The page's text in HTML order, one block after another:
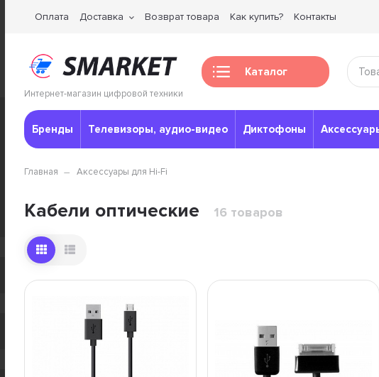
Оплата Доставка Возврат товара Как купить? Контакты
Интернет-магазин цифровой техники
Каталог
Бренды Телевизоры, аудио-видео Диктофоны
Главная Аксессуары для Hi-Fi
Кабели оптические 16 товаров